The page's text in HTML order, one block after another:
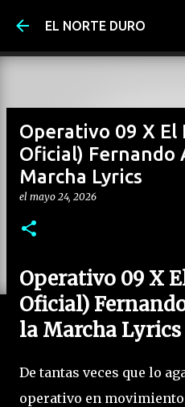
Ir al
EL NORTE DURO
Operativo 09 X El
Oficial) Fernando
Marcha Lyrics
el mayo 24, 2026
Operativo 09 X
Oficial)
la Marcha Lyrics
De tantas veces que lo
operativo en